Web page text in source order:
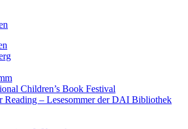
Children’s Book Festival
Reading – Lesesommer der DAI Bibliothek